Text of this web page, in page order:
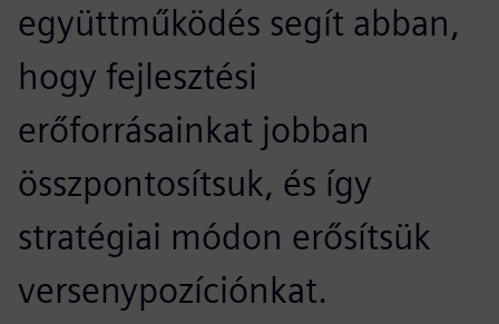
együttműködés segít abban,
hogy fejlesztési
erőforrásainkat jobban
összpontosítsuk, és így
stratégiai módon erősítsük
versenypozíciónkat.